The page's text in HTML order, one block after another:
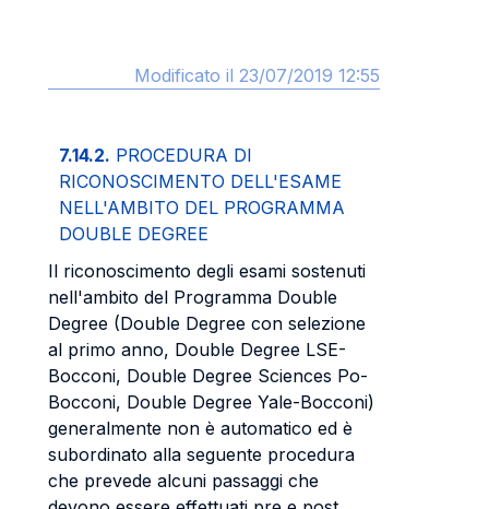
Modificato il 23/07/2019 12:55
7.14.2. PROCEDURA DI
RICONOSCIMENTO DELL'ESAME
NELL'AMBITO DEL PROGRAMMA
DOUBLE DEGREE
Il riconoscimento degli esami sostenuti
nell'ambito del Programma Double
Degree (Double Degree con selezione
al primo anno, Double Degree LSE-
Bocconi, Double Degree Sciences Po-
Bocconi, Double Degree Yale-Bocconi)
generalmente non è automatico ed è
subordinato alla seguente procedura
che prevede alcuni passaggi che